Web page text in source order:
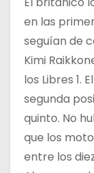
en las
seguían de
Kimi
los Libres 1.
segunda
quinto. No
que los
entre los